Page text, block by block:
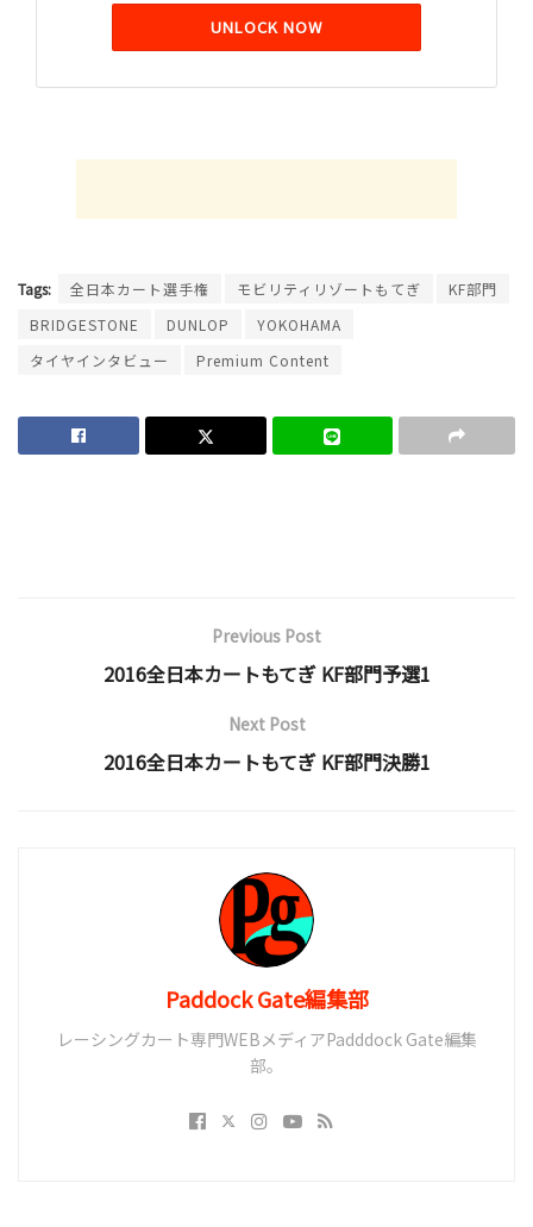
UNLOCK NOW
Tags: 全日本カート選手権 モビリティリゾートもてぎ
KF部門
BRIDGESTONE
DUNLOP
YOKOHAMA
タイヤインタビュー
Premium Content
Previous Post
2016全日本カートもてぎ KF部門予選1
Next Post
2016全日本カートもてぎ KF部門決勝1
Paddock Gate編集部
レーシングカート専門WEBメディアPadddock Gate編集
部。